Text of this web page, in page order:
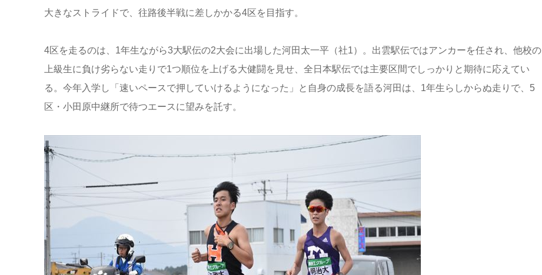
大きなストライドで、往路後半戦に差しかかる4区を目指す。
4区を走るのは、1年生ながら3大駅伝の2大会に出場した河田太一平（社1）。出雲駅伝ではアンカーを任され、他校の
上級生に負け劣らない走りで1つ順位を上げる大健闘を見せ、全日本駅伝では主要区間でしっかりと期待に応えてい
る。今年入学し「速いペースで押していけるようになった」と自身の成長を語る河田は、1年生らしからぬ走りで、5
区・小田原中継所で待つエースに望みを託す。